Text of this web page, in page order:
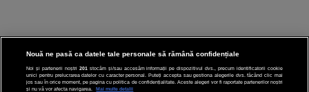
CINEMA
Nouă ne pasă ca datele tale personale să rămână confidențiale
Noi și partenerii noștri 201 stocăm și/sau accesăm informații pe dispozitivul dvs., precum identificatorii cookie
unici pentru prelucrarea datelor cu caracter personal. Puteți accepta sau gestiona alegerile dvs. făcând clic mai
jos sau în orice moment, pe pagina cu politica de confidențialitate. Aceste alegeri vor fi raportate partenerilor noștri
și nu vă vor afecta navigarea.
Mai multe detalii